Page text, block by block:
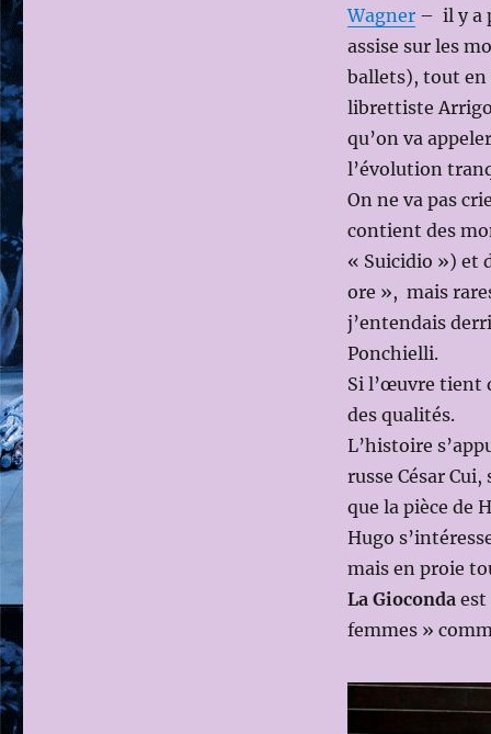
Wagner– il y a
assise sur les
ballets), tout
librettiste
qu’on va
l’évolution
On ne va pas
contient des
« Suicidio ») et
ore », mais
j’entendais
Ponchielli.
Si l’œuvre tient
des qualités.
L’histoire
russe César
que la pièce de
Hugo
mais en proie
La Giocondaest
femmes »